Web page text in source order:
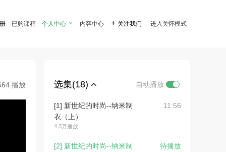
已购课程 个人中心  内容中心  关注我们 进入关怀模式
播放 选集(18) 自动播放
[1] 新世纪的时尚--纳米制
衣（上）
4.3万播放
11:56
[2] 新世纪的时尚--纳米制
待播放